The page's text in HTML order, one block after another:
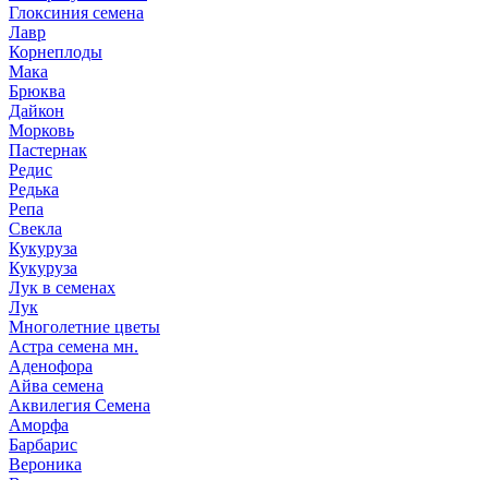
Глоксиния семена
Лавр
Корнеплоды
Мака
Брюква
Дайкон
Морковь
Пастернак
Редис
Редька
Репа
Свекла
Кукуруза
Кукуруза
Лук в семенах
Лук
Многолетние цветы
Астра семена мн.
Аденофора
Айва семена
Аквилегия Семена
Аморфа
Барбарис
Вероника